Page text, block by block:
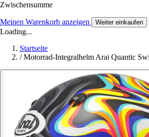
Zwischensumme
Meinen Warenkorb anzeigen Weiter einkaufen
Loading...
Startseite
/ Motorrad-Integralhelm Arai Quantic